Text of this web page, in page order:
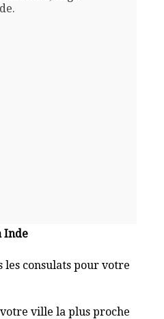
Inde
les consulats pour votre
ville la plus proche